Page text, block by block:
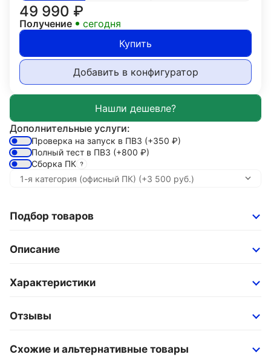
49 990 ₽
Получение
сегодня
Купить
Добавить в конфигуратор
Дополнительные услуги:
Проверка на запуск в ПВЗ (+350 ₽)
Полный тест в ПВЗ (+800 ₽)
Сборка ПК
Подбор товаров
Описание
Характеристики
Отзывы
Схожие и альтернативные товары